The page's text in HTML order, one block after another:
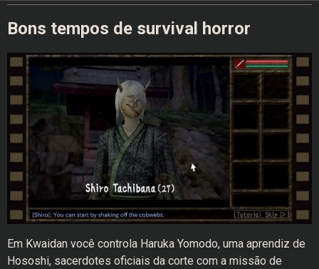
Bons tempos de survival horror
Em Kwaidan você controla Haruka Yomodo, uma aprendiz de
Hososhi, sacerdotes oficiais da corte com a missão de